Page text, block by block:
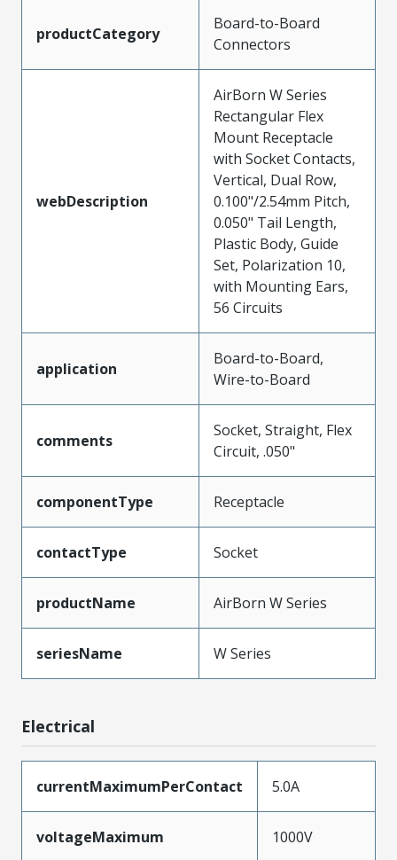
productCategory
Board-to-Board
Connectors
webDescription
AirBorn W Series
Rectangular Flex
Mount Receptacle
with Socket Contacts,
Vertical, Dual Row,
0.100"/2.54mm Pitch,
0.050" Tail Length,
Plastic Body, Guide
Set, Polarization 10,
with Mounting Ears,
56 Circuits
application
Board-to-Board,
Wire-to-Board
comments
Socket, Straight, Flex
Circuit, .050"
componentType Receptacle
contactType Socket
productName AirBorn W Series
seriesName W Series
Electrical
currentMaximumPerContact 5.0A
voltageMaximum 1000V